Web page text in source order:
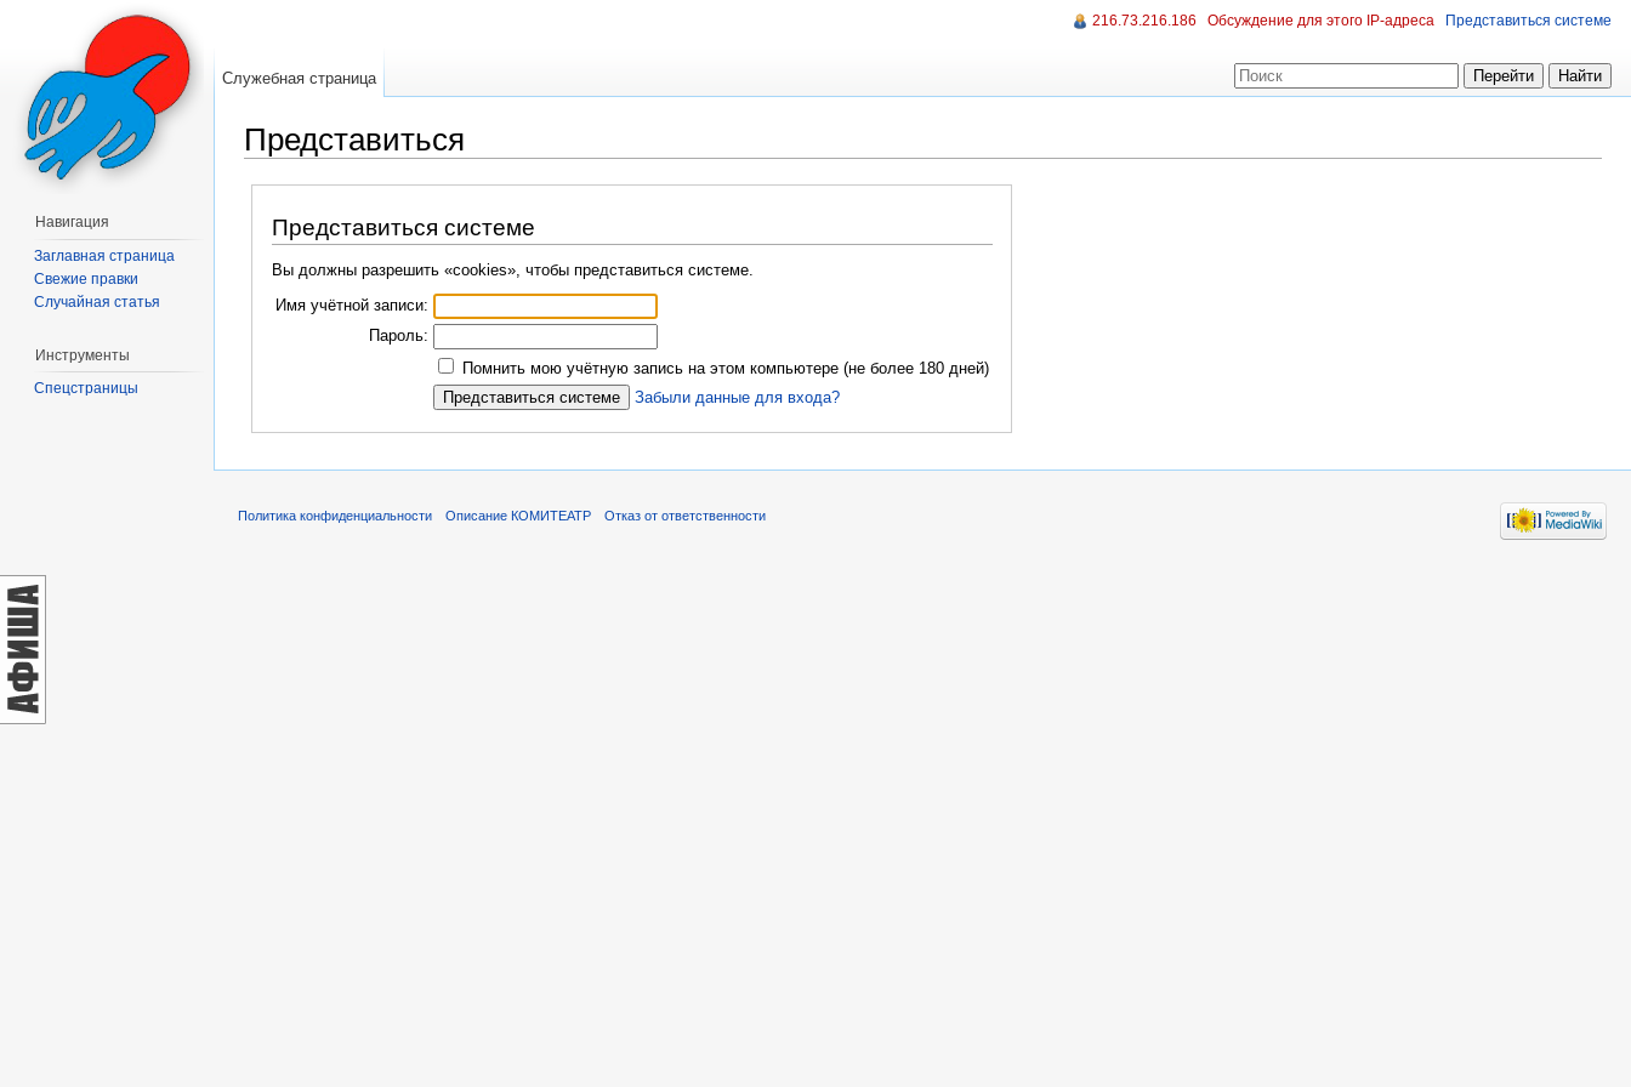
Представиться
Представиться системе
Вы должны разрешить «cookies», чтобы представиться системе.
Имя учётной записи:
Пароль:
Помнить мою учётную запись на этом компьютере (не более 180 дней)
Забыли данные для входа?
216.73.216.186 Обсуждение для этого IP-адреса Представиться системе
Служебная страница
Навигация
Заглавная страница
Свежие правки
Случайная статья
Инструменты
Спецстраницы
Политика конфиденциальности Описание КОМИТЕАТР Отказ от ответственности